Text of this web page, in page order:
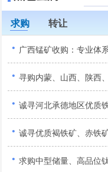
求购 转让
·
·
·
·
·